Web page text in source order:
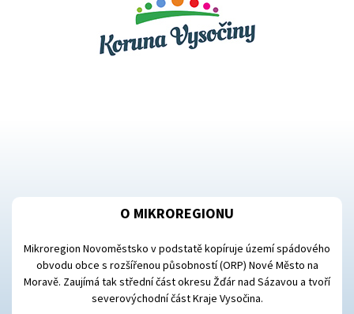
O MIKROREGIONU
Mikroregion Novoměstsko v podstatě kopíruje území spádového
obvodu obce s rozšířenou působností (ORP) Nové Město na
Moravě. Zaujímá tak střední část okresu Žďár nad Sázavou a tvoří
severovýchodní část Kraje Vysočina.